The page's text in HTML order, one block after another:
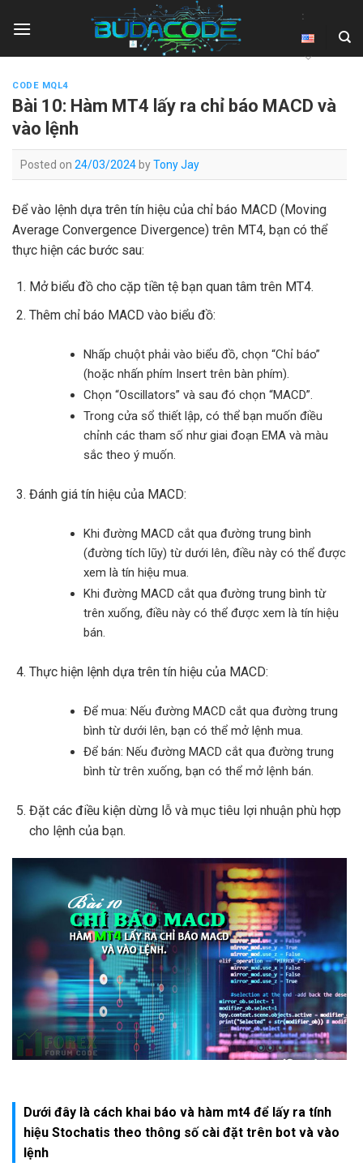
:
CODE MQL4
Bài 10: Hàm MT4 lấy ra chỉ báo MACD và
vào lệnh
Posted on 24/03/2024byTony Jay
Để vào lệnh dựa trên tín hiệu của chỉ báo MACD (Moving
Average Convergence Divergence) trên MT4, bạn có thể
thực hiện các bước sau:
Mở biểu đồ cho cặp tiền tệ bạn quan tâm trên MT4.
Thêm chỉ báo MACD vào biểu đồ:
Nhấp chuột phải vào biểu đồ, chọn “Chỉ báo”
(hoặc nhấn phím Insert trên bàn phím).
Chọn “Oscillators” và sau đó chọn “MACD”.
Trong cửa sổ thiết lập, có thể bạn muốn điều
chỉnh các tham số như giai đoạn EMA và màu
sắc theo ý muốn.
Đánh giá tín hiệu của MACD:
Khi đường MACD cắt qua đường trung bình
(đường tích lũy) từ dưới lên, điều này có thể được
xem là tín hiệu mua.
Khi đường MACD cắt qua đường trung bình từ
trên xuống, điều này có thể được xem là tín hiệu
bán.
Thực hiện lệnh dựa trên tín hiệu của MACD:
Để mua: Nếu đường MACD cắt qua đường trung
bình từ dưới lên, bạn có thể mở lệnh mua.
Để bán: Nếu đường MACD cắt qua đường trung
bình từ trên xuống, bạn có thể mở lệnh bán.
Đặt các điều kiện dừng lỗ và mục tiêu lợi nhuận phù hợp
cho lệnh của bạn.
Dưới đây là cách khai báo và hàm mt4 để lấy ra tính
hiệu Stochatis theo thông số cài đặt trên bot và vào
lệnh